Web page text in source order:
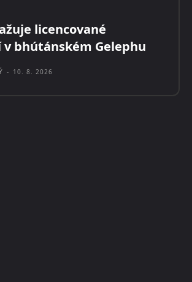
licencované
v bhútánském Gelephu
- 10. 8. 2026